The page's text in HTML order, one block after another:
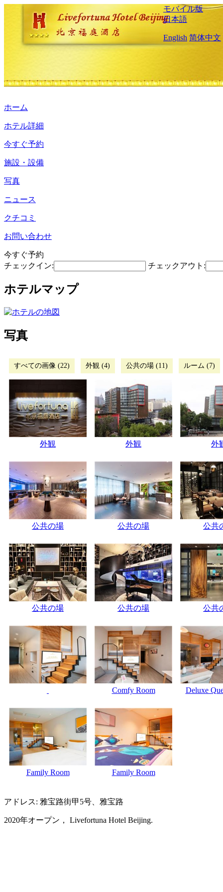
モバイル版
日本語
English 简体中文
ホーム
ホテル詳細
今すぐ予約
施設・設備
写真
ニュース
クチコミ
お問い合わせ
今すぐ予約
チェックイン:
チェックアウト:
ホテルマップ
写真
すべての画像 (22) 外観 (4) 公共の場 (11) ルーム (7)
外観 外観 外
公共の場 公共の場 公共
公共の場 公共の場 公共
Comfy Room Deluxe
Family Room Family Room
アドレス: 雅宝路街甲5号、雅宝路
2020年オープン， Livefortuna Hotel Beijing.